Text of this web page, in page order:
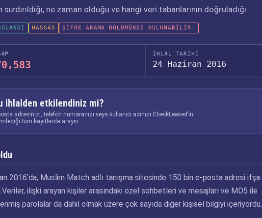
sızdırıldığı, ne zaman olduğu ve hangi veri tabanlarının doğruladığı.
HASSAS ŞIFRE ARAMA BÖLÜMÜNDE BULUNABILIR.
İHLAL TARIHI
24 Haziran 2016
ihlalden etkilendiniz mi?
adresinizi, telefon numaranızı veya kullanıcı adınızı CheckLeaked’in
tüm kayıtlarda arayın.
2016'da, Muslim Match adlı tanışma sitesinde 150 bin e-posta adresi ifşa
ilişki arayan kişiler arasındaki özel sohbetleri ve mesajları ve MD5 ile
parolalar da dahil olmak üzere çok sayıda diğer kişisel bilgiyi içeriyordu.